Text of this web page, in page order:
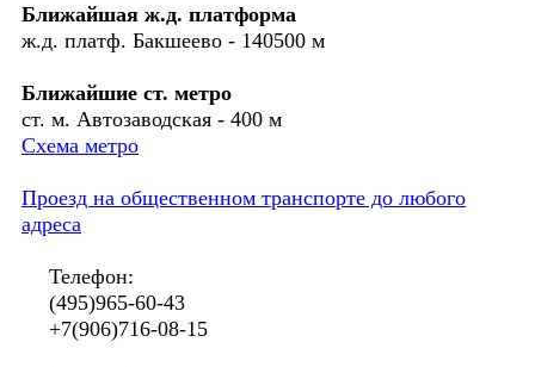
Ближайшая ж.д. платформа
ж.д. платф. Бакшеево - 140500 м
Ближайшие ст. метро
ст. м. Автозаводская - 400 м
Схема метро
Проезд на общественном транспорте до любого
адреса
Телефон:
(495)965-60-43
+7(906)716-08-15